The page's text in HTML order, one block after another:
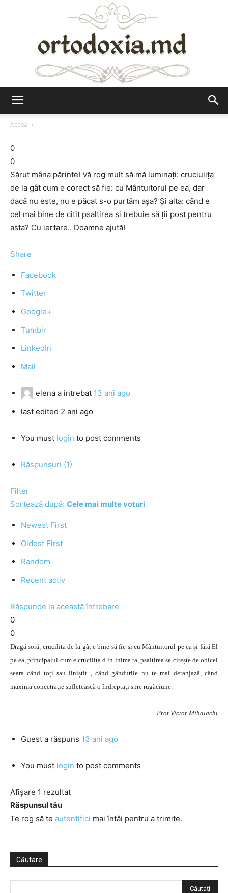
Acasă
0
0
Sărut mâna părinte! Vă rog mult să mă luminați: cruciulița
de la gât cum e corect să fie: cu Mântuitorul pe ea, dar
dacă nu este, nu e păcat s-o purtăm așa? Și alta: când e
cel mai bine de citit psaltirea și trebuie să ții post pentru
asta? Cu iertare.. Doamne ajută!
Share
Facebook
Twitter
Google+
Tumblr
LinkedIn
Mail
elena a întrebat 13 ani ago
last edited 2 ani ago
You must login to post comments
Răspunsuri (1)
Filter
Sortează după: Cele mai multe voturi
Newest First
Oldest First
Random
Recent activ
Răspunde la această întrebare
0
0
Dragă soră, crucilița de la gât e bine să fie și cu Mântuitorul pe ea și fără El
pe ea, principalul cum e crucilița d in inima ta, psaltirea se citește de obicei
seara când toți sau liniștit , când gândurile nu te mai deranjază, când
maxima concetrație sufletească o îndreptați spre rugăciune.
Prot Victor Mihalachi
Guest a răspuns 13 ani ago
You must login to post comments
Afișare 1 rezultat
Răspunsul tău
Te rog să te autentifici mai întâi pentru a trimite.
Căutare